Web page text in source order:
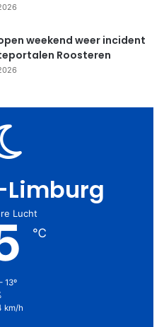
weekend weer incident
Roosteren
Lucht
℃
13º
km/h